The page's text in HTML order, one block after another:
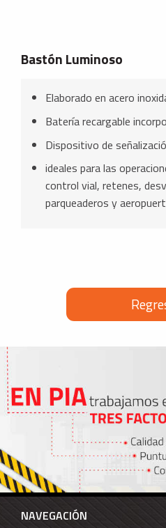
Bastón Luminoso
Elaborado en acero
Batería recargable
Dispositivo de
ideales para las
control vial, retenes,
parqueaderos y
NAVEGACIÓN